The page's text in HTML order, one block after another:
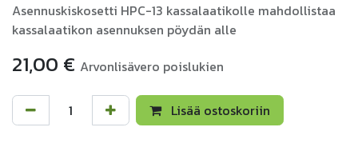
Asennuskiskosetti HPC-13 kassalaatikolle mahdollistaa
kassalaatikon asennuksen pöydän alle
21,00 € Arvonlisävero poislukien
Lisää ostoskoriin